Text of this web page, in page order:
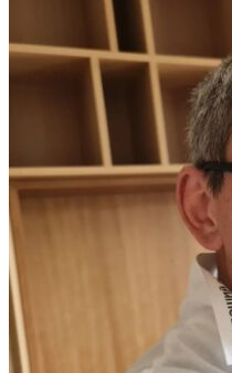
ВИДЕО-ИНСТРУКЦИЯ:
покрытые маслом и твердым
ремонта и восстановления
Читать полностью
02.02.2026
ПОЛЫ, ПОКРЫТЫЕ
НЕБОЛЬШИХ
Читать полностью
12.01.2026